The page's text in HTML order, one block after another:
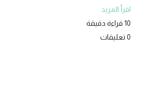
اقرأ المزيد
10 قراءة دقيقة
0 تعليقات